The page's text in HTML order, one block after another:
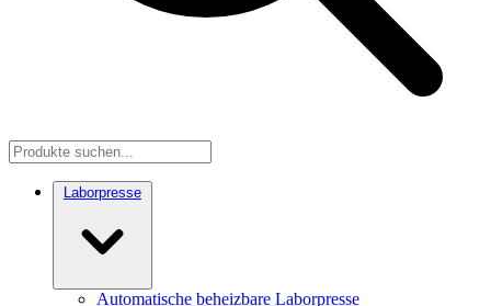
Laborpresse
Automatische beheizbare Laborpresse